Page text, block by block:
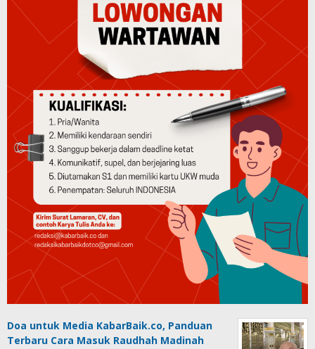
Doa untuk Media KabarBaik.co, Panduan
Terbaru Cara Masuk Raudhah Madinah